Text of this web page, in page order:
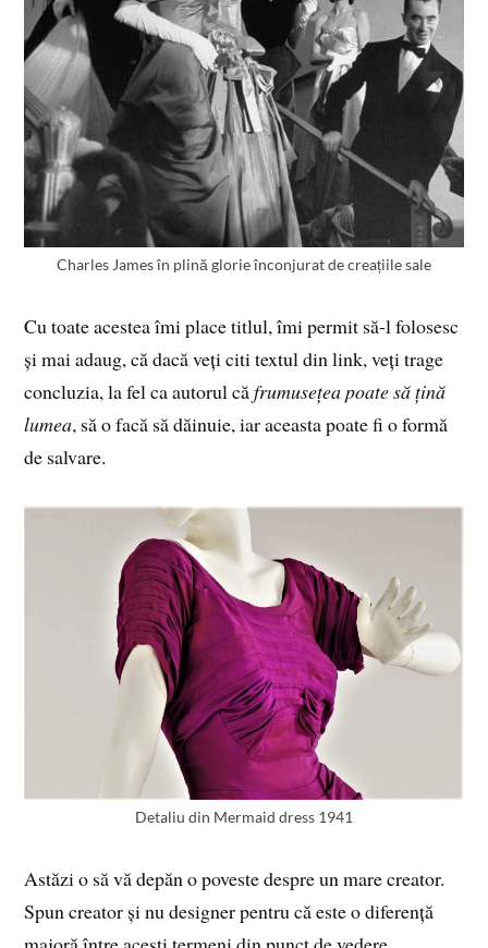
Charles James în plină glorie înconjurat de creațiile sale
Cu toate acestea îmi place titlul, îmi permit să-l folosesc
și mai adaug, că dacă veți citi textul din link, veți trage
concluzia, la fel ca autorul căfrumusețea poate să țină
lumea, să o facă să dăinuie, iar aceasta poate fi o formă
de salvare.
Detaliu din Mermaid dress 1941
Astăzi o să vă depăn o poveste despre un mare creator.
Spun creator și nu designer pentru că este o diferență